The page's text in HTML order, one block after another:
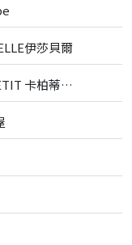
伊莎貝爾
台北國際婚紗喜宴博覽會CUPETIT 卡柏蒂精品甜點